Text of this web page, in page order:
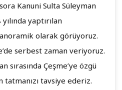
Kanuni Sulta Süleyman
yaptırılan
olarak görüyoruz.
serbest zaman veriyoruz.
sırasında Çeşme’ye özgü
tatmanızı tavsiye ederiz.